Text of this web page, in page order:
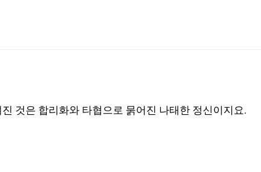
것은 합리화와 타협으로 묽어진 나태한 정신이지요.